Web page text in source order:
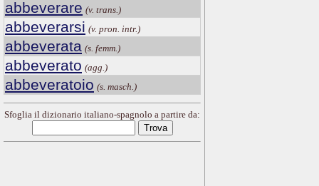
abbeverare (v. trans.)
abbeverarsi (v. pron. intr.)
abbeverata (s. femm.)
abbeverato (agg.)
abbeveratoio (s. masch.)
Sfoglia il dizionario italiano-spagnolo a partire da: